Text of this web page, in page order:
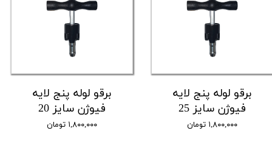
برقو لوله پنج لایه
فیوژن سایز 25
۱,۸۰۰,۰۰۰ تومان
برقو لوله پنج لایه
فیوژن سایز 20
۱,۸۰۰,۰۰۰ تومان